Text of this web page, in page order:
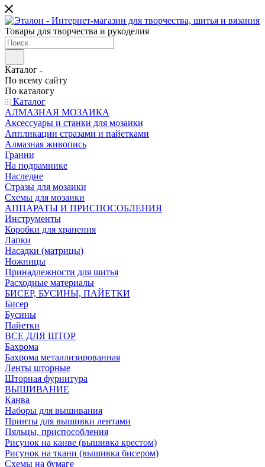
Товары для творчества и рукоделия
Каталог
По всему сайту
По каталогу
Каталог
АЛМАЗНАЯ МОЗАИКА
Аксессуары и станки для мозаики
Аппликации стразами и пайетками
Алмазная живопись
Гранни
На подрамнике
Наследие
Стразы для мозаики
Схемы для мозаики
АППАРАТЫ И ПРИСПОСОБЛЕНИЯ
Инструменты
Коробки для хранения
Лапки
Насадки (матрицы)
Ножницы
Принадлежности для шитья
Расходные материалы
БИСЕР, БУСИНЫ, ПАЙЕТКИ
Бисер
Бусины
Пайетки
ВСЕ ДЛЯ ШТОР
Бахрома
Бахрома металлизированная
Ленты шторные
Шторная фурнитура
ВЫШИВАНИЕ
Канва
Наборы для вышивания
Принты для вышивки лентами
Пяльцы, приспособления
Рисунок на канве (вышивка крестом)
Рисунок на ткани (вышивка бисером)
Схемы на бумаге